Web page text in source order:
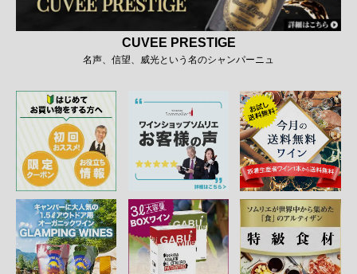
CUVEE PRESTIGE
名声、信望、威光という名のシャンパーニュ